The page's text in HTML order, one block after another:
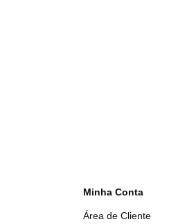
Minha Conta
Área de Cliente